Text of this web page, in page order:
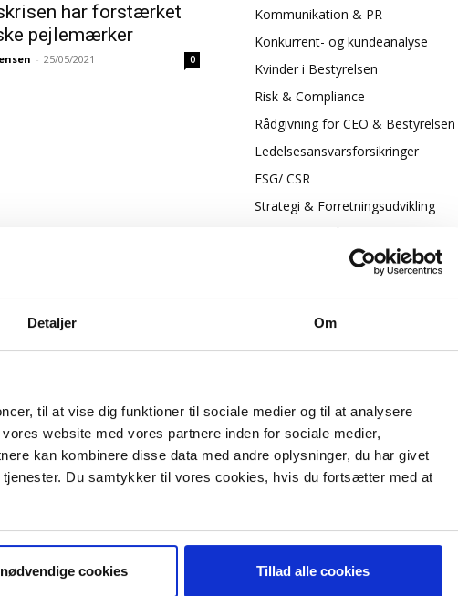
Detaljer Om
til at vise dig funktioner til sociale medier og til at analysere
website med vores partnere inden for sociale medier,
kan kombinere disse data med andre oplysninger, du har givet
Du samtykker til vores cookies, hvis du fortsætter med at
cookies Tillad alle cookies
har forstærket
pejlemærker
- 25/05/2021 0
Kommunikation & PR
Konkurrent- og kundeanalyse
Kvinder i Bestyrelsen
Risk & Compliance
Rådgivning for CEO & Bestyrelsen
Ledelsesansvarsforsikringer
ESG/ CSR
Strategi & Forretningsudvikling
I EN DANSK BESTYRELSE"